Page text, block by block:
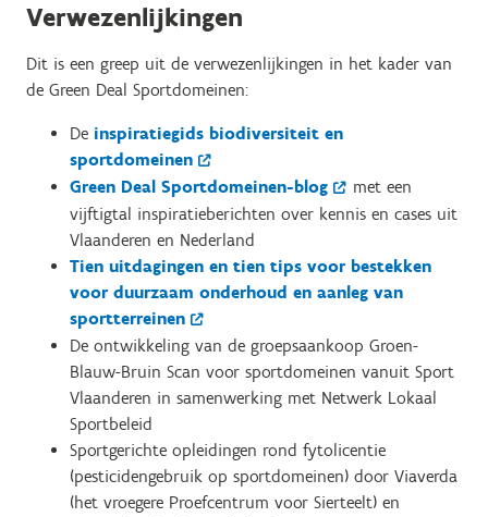
Verwezenlijkingen
Dit is een greep uit de verwezenlijkingen in het kader van
de Green Deal Sportdomeinen:
De inspiratiegids biodiversiteit en
sportdomeinen
Green Deal Sportdomeinen-blog
met een
vijftigtal inspiratieberichten over kennis en cases uit
Vlaanderen en Nederland
Tien uitdagingen en tien tips voor bestekken
voor duurzaam onderhoud en aanleg van
sportterreinen
De ontwikkeling van de groepsaankoop Groen-
Blauw-Bruin Scan voor sportdomeinen vanuit Sport
Vlaanderen in samenwerking met Netwerk Lokaal
Sportbeleid
Sportgerichte opleidingen rond fytolicentie
(pesticidengebruik op sportdomeinen) door Viaverda
(het vroegere Proefcentrum voor Sierteelt) en